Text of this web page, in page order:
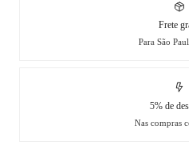
Frete
Para São
5% de
Nas compras